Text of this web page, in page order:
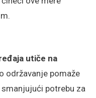
utiče na
održavanje pomaže
potrebu za